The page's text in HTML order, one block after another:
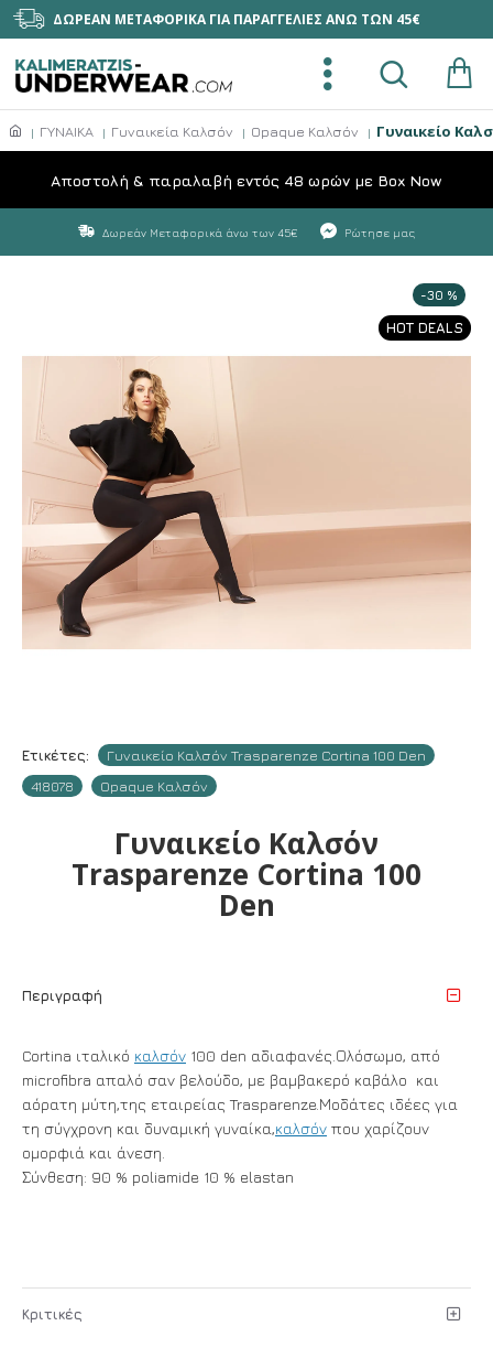
ΔΩΡΕΑΝ ΜΕΤΑΦΟΡΙΚΑ ΓΙΑ ΠΑΡΑΓΓΕΛΙΕΣ ΑΝΩ ΤΩΝ 45€
ΓΥΝΑΙΚΑ Γυναικεία Καλσόν Opaque Καλσόν Γυναικείο
Aποστολή & παραλαβή εντός 48 ωρών με Box Now
Δωρεάν Μεταφορικά άνω των 45€ Ρώτησε μας
HOT DEALS
-30 %
Ετικέτες:
Γυναικείο Καλσόν Trasparenze Cortina 100 Den
418078
Opaque Καλσόν
Γυναικείο Καλσόν
Trasparenze Cortina 100
Den
Περιγραφή
Cortina ιταλικό καλσόν 100 den αδιαφανές.Ολόσωμο, από
microfibra απαλό σαν βελούδο, με βαμβακερό καβάλο και
αόρατη μύτη,της εταιρείας Trasparenze.Μοδάτες ιδέες για
τη σύγχρονη και δυναμική γυναίκα,καλσόν που χαρίζουν
ομορφιά και άνεση.
Σύνθεση: 90 % poliamide 10 % elastan
Κριτικές